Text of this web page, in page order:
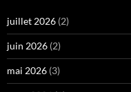
juillet 2026 (2)
juin 2026 (2)
mai 2026 (3)